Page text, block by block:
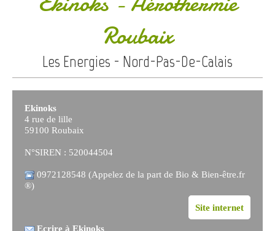
Roubaix
Les Energies - Nord-Pas-De-Calais
Ekinoks
4 rue de lille
59100 Roubaix
N°SIREN : 520044504
0972128548 (Appelez de la part de Bio & Bien-être.fr
®)
Site internet
Ecrire à Ekinoks